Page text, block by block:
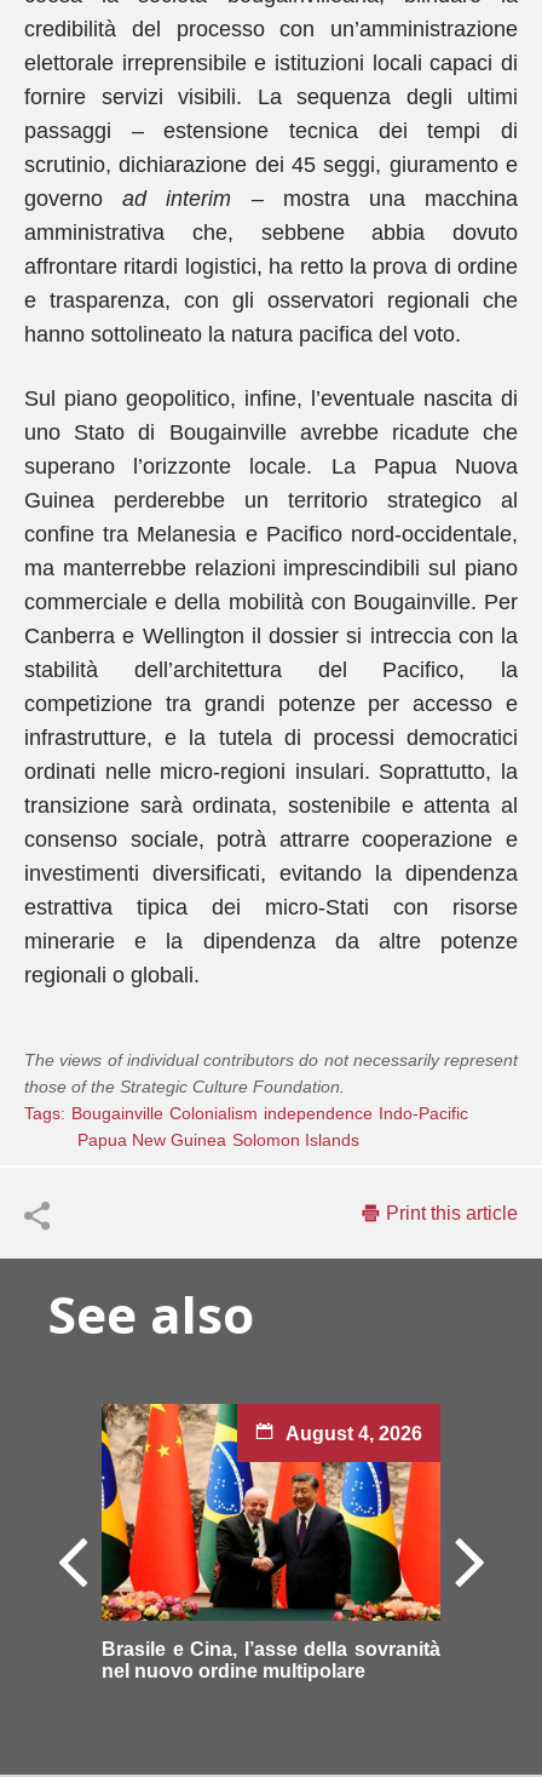
credibilità del processo con un’amministrazione
elettorale irreprensibile e istituzioni locali capaci di
fornire servizi visibili. La sequenza degli ultimi
passaggi – estensione tecnica dei tempi di
scrutinio, dichiarazione dei 45 seggi, giuramento e
governoad interim – mostra una macchina
amministrativa che, sebbene abbia dovuto
affrontare ritardi logistici, ha retto la prova di ordine
e trasparenza, con gli osservatori regionali che
hanno sottolineato la natura pacifica del voto.
Sul piano geopolitico, infine, l’eventuale nascita di
uno Stato di Bougainville avrebbe ricadute che
superano l’orizzonte locale. La Papua Nuova
Guinea perderebbe un territorio strategico al
confine tra Melanesia e Pacifico nord-occidentale,
ma manterrebbe relazioni imprescindibili sul piano
commerciale e della mobilità con Bougainville. Per
Canberra e Wellington il dossier si intreccia con la
stabilità dell’architettura del Pacifico, la
competizione tra grandi potenze per accesso e
infrastrutture, e la tutela di processi democratici
ordinati nelle micro-regioni insulari. Soprattutto, la
transizione sarà ordinata, sostenibile e attenta al
consenso sociale, potrà attrarre cooperazione e
investimenti diversificati, evitando la dipendenza
estrattiva tipica dei micro-Stati con risorse
minerarie e la dipendenza da altre potenze
regionali o globali.
The views of individual contributors do not necessarily represent
those of the Strategic Culture Foundation.
Tags: Bougainville Colonialism independence Indo-Pacific
Papua New Guinea Solomon Islands
Print this article
See also
August 4, 2026
Brasile e Cina, l’asse della sovranità
nel nuovo ordine multipolare